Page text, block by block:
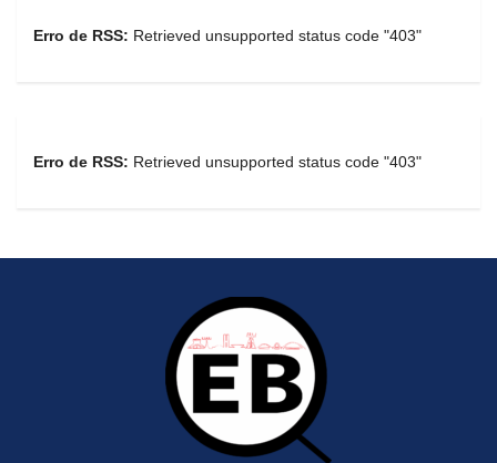
Erro de RSS: Retrieved unsupported status code "403"
Erro de RSS: Retrieved unsupported status code "403"